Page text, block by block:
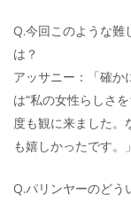
Q.今回このような難
は？
アッサニー：「確か
は“私の女性らしさ
度も観に来ました。
も嬉しかったです。」
Q.パリンヤーのどう